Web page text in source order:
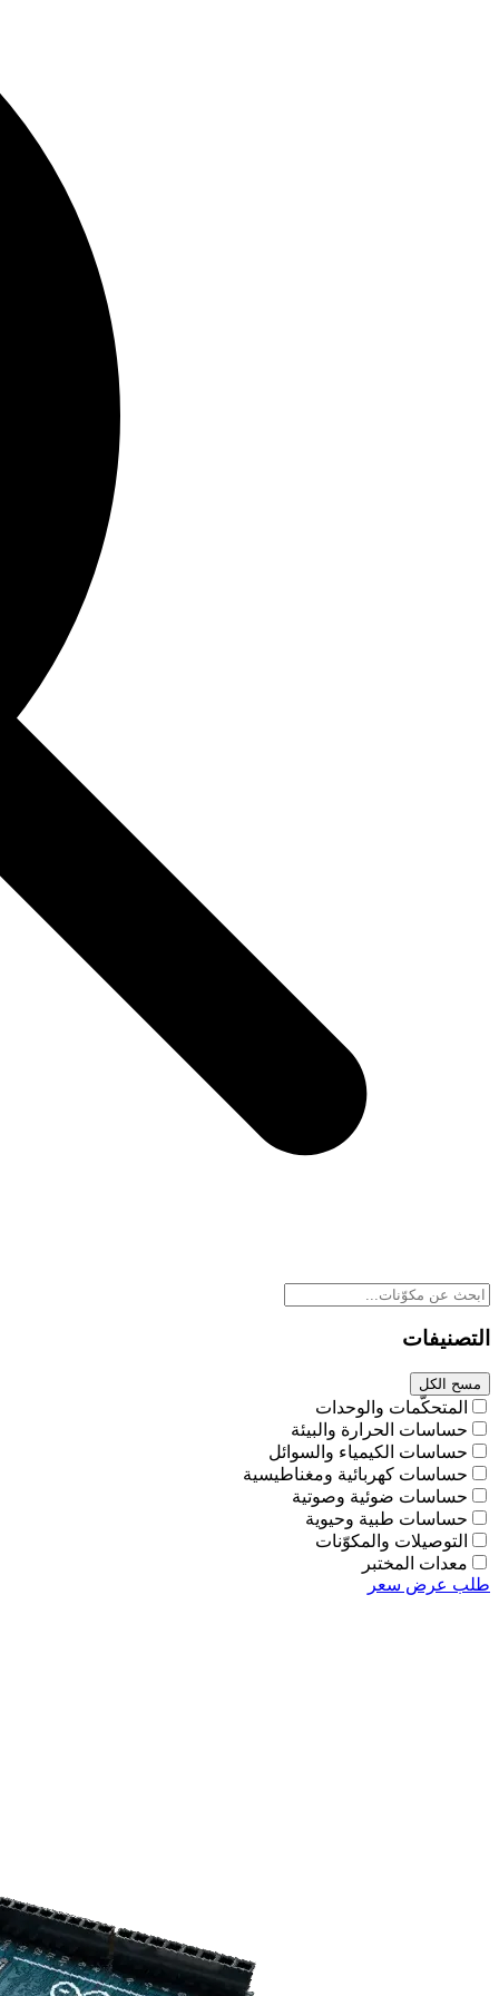
التصنيفات
مسح الكل
المتحكّمات والوحدات
حساسات الحرارة والبيئة
حساسات الكيمياء والسوائل
حساسات كهربائية ومغناطيسية
حساسات ضوئية وصوتية
حساسات طبية وحيوية
التوصيلات والمكوّنات
معدات المختبر
طلب عرض سعر